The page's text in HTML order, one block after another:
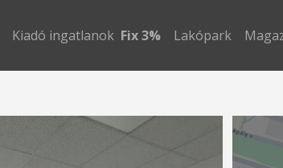
Kiadó ingatlanok Fix 3% Lakópark